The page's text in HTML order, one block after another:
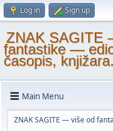
Log in Sign up
ZNAK SAGITE
fantastike —
časopis,
Main Menu
ZNAK SAGITE — više od